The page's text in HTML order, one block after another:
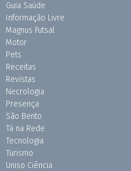
Guia Saúde
Informação Livre
Magnus Futsal
Motor
Pets
Receitas
Revistas
Necrologia
Presença
São Bento
Tá na Rede
Tecnologia
Turismo
Uniso Ciência